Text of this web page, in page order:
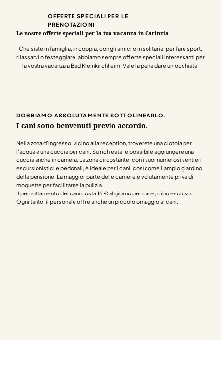
OFFERTE SPECIALI PER LE
PRENOTAZIONI
Le nostre offerte speciali per la tua vacanza in Carinzia
Che siate in famiglia, in coppia, con gli amici o in solitaria, per fare sport,
rilassarvi o festeggiare, abbiamo sempre offerte speciali interessanti per
la vostra vacanza a Bad Kleinkirchheim. Vale la pena dare un'occhiata!
DOBBIAMO ASSOLUTAMENTE SOTTOLINEARLO.
I cani sono benvenuti previo accordo.
Nella zona d'ingresso, vicino alla reception, troverete una ciotola per
l'acqua e una cuccia per cani. Su richiesta, è possibile aggiungere una
cuccia anche in camera. La zona circostante, con i suoi numerosi sentieri
escursionistici e pedonali, è ideale per i cani, così come l'ampio giardino
della pensione. La maggior parte delle camere è volutamente priva di
moquette per facilitarne la pulizia.
Il pernottamento dei cani costa 16 € al giorno per cane, cibo escluso.
Ogni tanto, il personale offre anche un piccolo omaggio ai cani.